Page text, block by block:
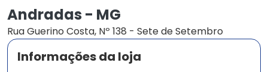
Andradas - MG
Rua Guerino Costa, Nº 138 - Sete de Setembro
Informações da loja